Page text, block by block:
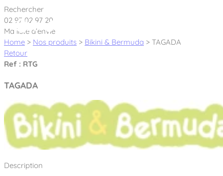
Cookies management panel
Créateur et fabricant d’aires de jeux &
Nos dernières actualités
À propos
Nos engagements
Aires de jeux Bikini & Bermuda®
Rechercher
02 97 02 97 20
Ma liste d’envie
Home > Nos produits > Bikini & Bermuda > TAGADA
Retour
Ref : RTG
TAGADA
Description